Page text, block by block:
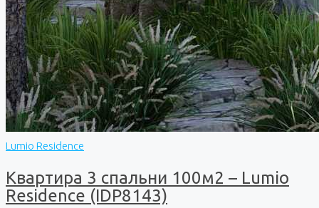
Lumio Residence
Квартира 3 спальни 100м2 – Lumio
Residence (IDP8143)